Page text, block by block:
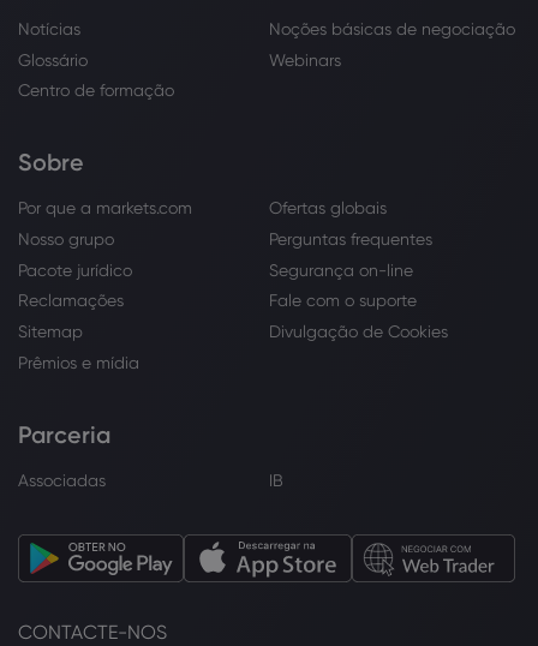
Notícias
Noções básicas de negociação
Glossário
Webinars
Centro de formação
Sobre
Por que a markets.com
Ofertas globais
Nosso grupo
Perguntas frequentes
Pacote jurídico
Segurança on-line
Reclamações
Fale com o suporte
Sitemap
Divulgação de Cookies
Prêmios e mídia
Parceria
Associadas IB
CONTACTE-NOS